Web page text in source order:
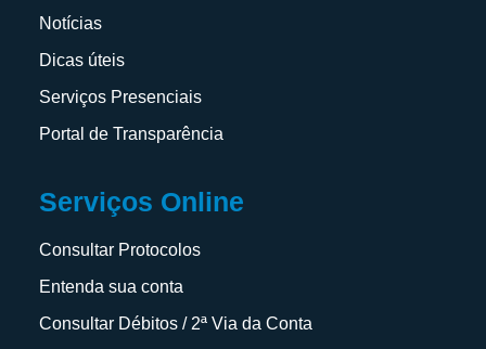
Notícias
Dicas úteis
Serviços Presenciais
Portal de Transparência
Serviços Online
Consultar Protocolos
Entenda sua conta
Consultar Débitos / 2ª Via da Conta